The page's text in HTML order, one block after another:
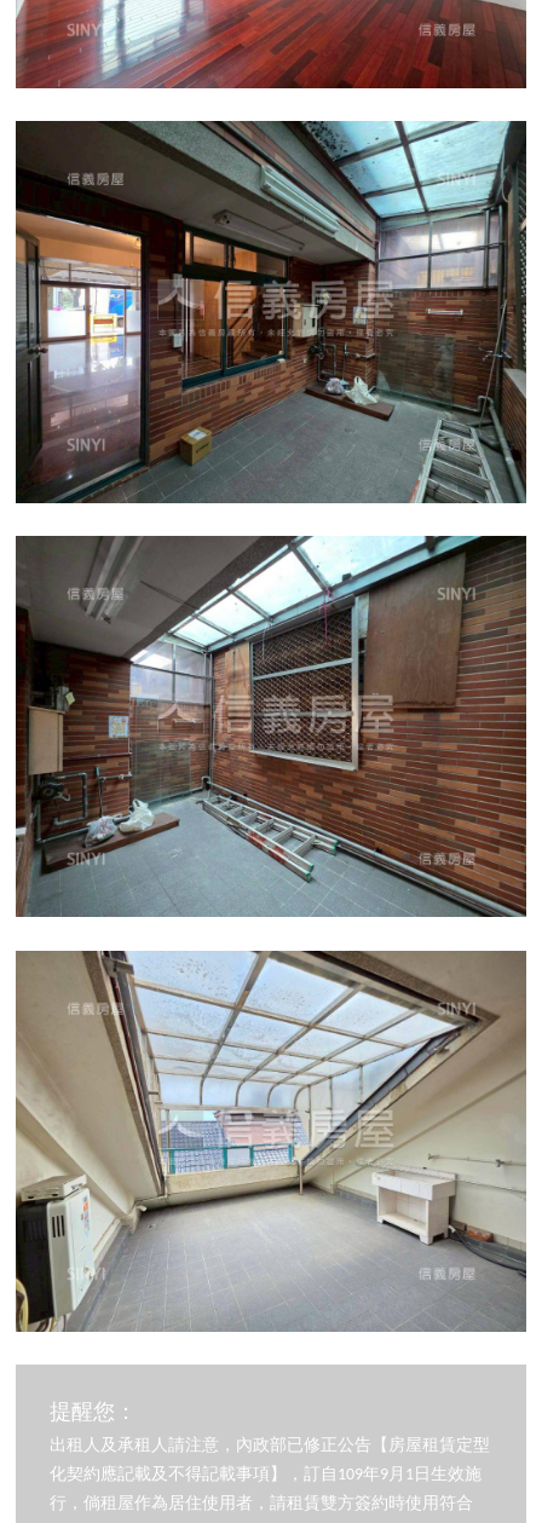
提醒您：
出租人及承租人請注意，內政部已修正公告【房屋租賃定型
化契約應記載及不得記載事項】，訂自109年9月1日生效施
行，倘租屋作為居住使用者，請租賃雙方簽約時使用符合